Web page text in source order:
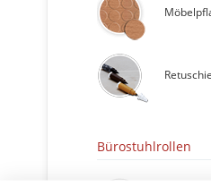
Bürostuhlrollen